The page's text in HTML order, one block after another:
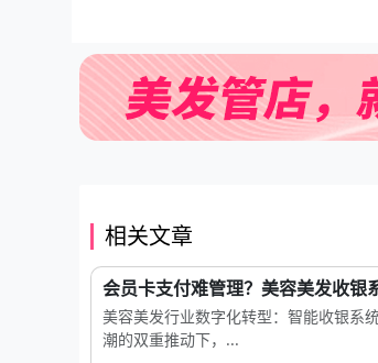
相关文章
会员卡支付难管理？美容美发收银
美容美发行业数字化转型：智能收银系
潮的双重推动下，...